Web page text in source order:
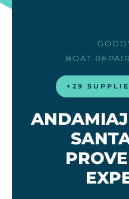
BOAT REPAIR
+29